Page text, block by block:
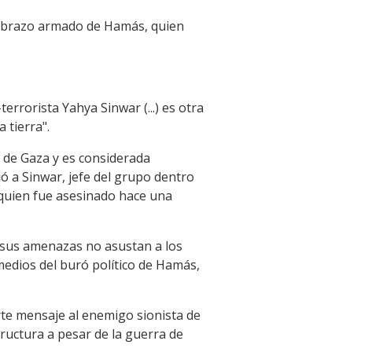
armado de Hamás, quien
Yahya Sinwar (...) es otra
tierra".
Gaza y es considerada
a Sinwar, jefe del grupo dentro
fue asesinado hace una
amenazas no asustan a los
del buró político de Hamás,
mensaje al enemigo sionista de
a pesar de la guerra de